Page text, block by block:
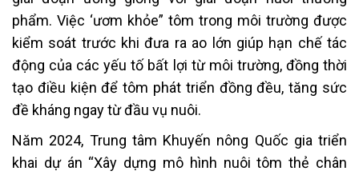
phẩm. Việc ‘ươm khỏe” tôm trong môi trường được
kiểm soát trước khi đưa ra ao lớn giúp hạn chế tác
động của các yếu tố bất lợi từ môi trường, đồng thời
tạo điều kiện để tôm phát triển đồng đều, tăng sức
đề kháng ngay từ đầu vụ nuôi.
Năm 2024, Trung tâm Khuyến nông Quốc gia triển
khai dự án “Xây dựng mô hình nuôi tôm thẻ chân